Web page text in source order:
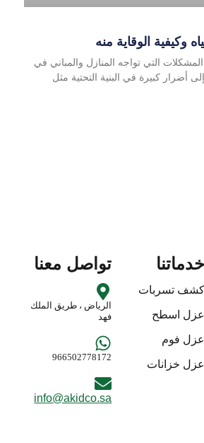
وكيفية الوقاية منه
التي تواجه المنازل والمباني في
أضرار كبيرة في البنية التحتية مثل
خدماتنا
كشف تسربات
عزل اسطح
عزل فوم
عزل خزانات
تواصل معنا
الرياض ، طريق الملك
فهد
966502778172
info@akidco.sa